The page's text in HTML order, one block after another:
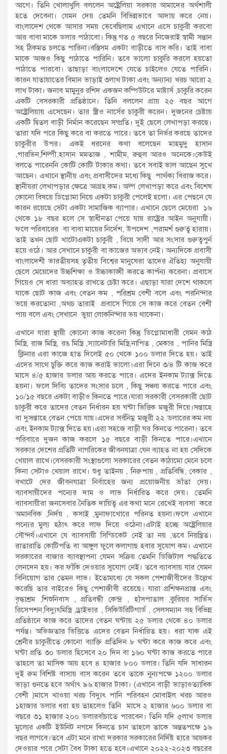
আগে। তিনি খোলাখুলি বললেন অষ্ট্রেলিয়া সরকার আমাদের অর্থশালী
হতে দেবেনা। যেমন দেয় তেমনি বিভিন্নভাবে আদায় করে নেয়।
বাংলাদেশ থেকে আসার সময় ভেবেছিলাম এখানে এসে চাকুরী করবো
আর বাবা মাকে ডলার পাঠাবো। কিন্তু গত ৫ বছরে নিজেরাই স্বামী সন্তান
সহ ঠিকমত চলতে পারিনা।বস্তিসম একটা বাড়ীতে বাস করি। তাই বাবা
মাকে আজও কিছু পাঠাতে পারিনি। তবে ভালো চাকুরি করলে হয়তো
পাঠাতে পারবো। তাছাড়া বাংলাদেশে যেতে চাইলেও যেতে পারিনি।
কারন যাতায়াতের বিমান ভাড়াই ৩লাখ টাকা এবং অন্যান্য খরচ আরো ২
লাখ টাকা। জনাব মামুনুর রশিদ একজন কম্পিউটরে মাষ্টার্স ,চাকুরি করেন
একটি বেসরকারী প্রতিষ্ঠানে। তিনি বললেন প্রায় ২৫ বছর আগে
অষ্ট্রেলিয়ায় এসেছেন। তার স্ত্রীও নার্সের চাকুরী করেন। দুজনের চেষ্টায়
একটি দ্বিতল বাড়ী নির্মান করেছেন সম্প্রতি। দুই ছেলে লেখাপড়া করছে।
তারা যদি পরে কিছু করে বা করতে পারে। তবে তা নির্ভর করছে তাদের
চাকুরীর উপর। একই ধরনের কথা বলেছেন মাহমুদু হাসান
,পারভিন,শিল্পী,হাসান মমতাজ , শামী্‌ম, রুহুল আরও অনেকে।কেউই
বলতে পারেননি কোটি কোটি টাকার কথা। তবে সবাই ভাল আছেন সুখে
আছেন। এখানে স্থানীয় এবং প্রবাসীদের মধ্যে কিছু পার্থক্য বিরাজ করে।
স্থানীয়রা লেখাপড়ার ক্ষেত্রে আগ্রহ কম। অল্প লেখাপড়া করে এবং বিশেষ
কোনো বিষয়ে ডিপ্লোমা নিয়ে একটা চাকুরী পেলেই হলো। এর পেছনে যে
কারন রয়েছে সেটা একটা সামাজিক ব্যাপার। এখানে ছেলে মেয়েরা ১৬
থেকে ১৮ বছর হলে সে স্বাধীনতা পেয়ে যায় রাষ্ট্রের আইন অনুযায়ী।
ফলে পরিবারের বা বাবা মায়ের নির্দেশ, উপদেশ ,পরামর্শ গুরুত্ব হারায়।
তাই তখন ছোট খাটোএকটা চাকুরী , বিয়ে সাদী আর সংসার গুরুত্বপুর্ন
হয়ে ওঠে। আর সেখানে চাকুরী বা কাজের অভাব নেই। অন্যদিকে প্রবাসী
বাংলাদেশী ভারতীয়সহ তৃতীয় বিশ্বের মানুষেরা তাদের ঐতিহ্য অনুযায়ী
ছেলে মেয়েদের উচ্চশিক্ষা ও উচ্চাকাঙ্খী করতে কার্পন্য করেনা। প্রবাসে
গিয়েও সে ধারা অব্যাহত রাখতে চেষ্টা করে। এছাড়া যারা দেশে থাকলে
যাকে ছোট কাজ এবং বেতন কম , পরিশ্রম বেশী বলে এবং পরনিন্দার
ভয়ে করতোনা ,অথচ তারাই প্রবাসে গিয়ে সে কাজ করে বেতন বেশী
পায় বলে এবং সেখানে ভুয়া লোকনিন্দার ভয় থাকেনা।
এখানে যারা স্থায়ী কোনো কাজ করেনা কিন্তু ডিপ্লোমাধারী যেমন কাঠ
মিস্ত্রি, রাজ মিস্ত্রি্‌, রঙ মিস্ত্রি ,স্যানেটারি মিস্ত্রি,নাপিত , মেকার , পানির মিস্ত্রি
ক্লিনার এরা কাজে হাত দিলেই ৫০ থেকে ১০০ ডলার দিতে হয়। তাই
এদের সাথে চুক্তি করে কাজ করাই ভালো।এরা দিনে ৩/৪ টি কাজ করে
মাসে ৪/৫ হাজার ডলার আয় করতে পারে। এদের ইনকাম ট্যাক্স দিতে
হয়না। ফলে দিব্যি তাদের সংসার চলে , কিছু সঞ্চয় করতে পারে এবং
১০/১৫ বছরে একটা বাড়ীও কিনতে পারে।যারা সরকারী বেসরকারী ছোট
চাকুরী করে তাদের বেতন নির্ধারন হয় ঘন্টা ভিত্তিক মজুরী দিয়ে।সপ্তাহে
বা দুসপ্তাহে বেতন পেয়ে যায়।এদের সর্বনিম্ন মজুরী ২২ ডলারের কম নয়
এবং ইনকাম ট্যাক্স দিতে হয়।এরা সহজে বাড়ী ঘর কিনতে পারেনা। তবে
পরিবারে দুজন কাজ করলে ১৫ বছরে বাড়ী কিনতে পারে।এখানে
সরকার দেশের প্রতিটি নাগরিকের জীবনযাত্রা যেন ব্যাহত না হয় সেদিকে
খেয়াল রাখে।বেসরকারী সংস্থাগুলো সরকারের বেতন কাঠামো মেনে চলে
কিনা সেটাও খেয়াল রাখে। শুধু তাইনয় , নিরুপায় , প্রতিবিন্ধি, বেকার ,
বখাটে দের জীবনযাত্রা নির্বাহের জন্য প্রয়োজনীয় ভাঁতা দেয়।
ব্যাবসায়ীদের পন্যের দাম ও লাভ নির্ধারিত করে দেয়। তেমনি
ব্যাবসায়ীরা জনসেবার নৈতিক দায়িত্ব এর কথা মনে রেখেই ব্যবসা করে
অমানবিক ,নির্দয় , কসাই ,মুনাফাখোরে পরিনত হয়না।ফলে এখানে
পন্যের মুল্য হঠাৎ করে লাফ দিয়ে ওঠেনা।এটাই হচ্ছে অষ্ট্রেলিয়ার
সৌন্দর্য।এখানে যে ব্যাবসায়ী সিন্ডিকেট নেই তা নয় ,তবে নিয়ন্ত্রিত।
রাতারাতি কোটিপতি বা আঙ্গুল ফুলে কলাগাছ হবার সুযোগ কম। এখানে
সরকারের বাজার ব্যাবস্থাপনা যেমন সক্রিয় তেমনি ডিজিটাল পদ্ধতিতে
লেনদেন হয়। কর ফাঁকি দেওয়ার সুযোগ নেই। তবে ব্যাবসায় যার যেমন
বিনিয়োগ তার তেমন লাভ। ইতোমধ্যে যে সকল পেশাজীবীদের উল্লেখ
করেছি তার বাইরেও কিছু পেশাজীবী রয়েছে। যারা প্রশিক্ষনপ্রাপ্ত এবং
বৃদ্ধাশ্রম ,শিশুনিবাস , প্রতিবন্ধী কেন্দ্র , হাঁসপাতাল ,কুরিয়র সার্ভিস
রিসেপশন,বিদ্যুৎমিস্ত্রি ,ড্রাইভার , সিকিউরিটিগার্ড , সেলসম্যান সহ বিভিন্ন
প্রতিষ্ঠানে কাজ করে তাদের বেতন ঘন্টায় ২৫ ডলার থেকে ৪০ ডলার
পর্যন্ত। অভিজ্ঞতার ভিত্তিতে এদের বেতন নির্ধারিত হয়। ধরা যাক এই
শ্রেনীর চাকুরীতে কোনো ব্যাক্তি প্রতিদিন ৮ ঘন্টা করে কাজ করে এবং
ঘন্টা প্রতি ৩০ ডলার হিসেবে ২০ দিন বা ১৬০ ঘন্টা কাজ করতে পারে
তাহলে তা মাসিক আয় হবে ৪ হাজার ৮০০ ডলার। তিনি যদি সাধারন
দুই রুম বিশিষ্ট বাসায় বাস করেন তবে তাকে নুন্যপক্ষে ১২০০ ডলার
ভাড়া গুনতে হবে অর্থাৎ ৯৬ হাজার টাকা। (এখানে বাড়ী ভাড়াওত্যাধিক
বেশী )মাসে খাওয়া খরচ বিদ্যুৎ পানি পরিবহন মোবাইল খরচ আরও
১হাজার ডলার ধরা হয় তাহলেও তিনি মাসে ২ হাজার ৬০০ ডলার বা
বছরে ৩১ হাজার ২০০ ডলারবাঁচাতে পারবেন। তিনি যদি ৫লাখ ডলার
মুল্যের একটি ইউনিট নগদে কিনতে চান তাহলে তাকে অন্ততপক্ষে ১৬
বছর লাগবে।তবে এটা মনে রাখা দরকার সরকারের নির্দিষ্ট হারে আয়কর
দেওয়ার পরে সেটা বৈধ টাকা হতে হবে।এখানে ২০২২-২০২৩ বছরের